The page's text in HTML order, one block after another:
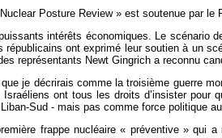
Posture Review » est soutenue par
intérêts économiques. Le scénario
ont exprimé leur soutien à un
représentants Newt Gingrich a reconnu
je décrirais comme la troisième guerre
ont tous les droits d’insister
Sud - mais pas comme force politique
frappe nucléaire « préventive »